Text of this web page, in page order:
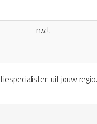
n.v.t.
uit jouw regio.